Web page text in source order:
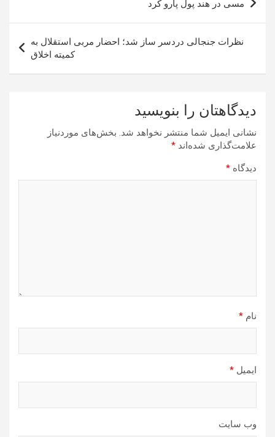
نوشته
مسی در هند پول پارو کرد
نظرات جنجالی دردسر ساز شد؛ احضار مربی استقلال به
کمیته اخلاق
دیدگاهتان را بنویسید
نشانی ایمیل شما منتشر نخواهد شد. بخش‌های موردنیاز
علامت‌گذاری شده‌اند *
دیدگاه *
نام *
ایمیل *
وب‌ سایت